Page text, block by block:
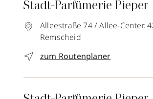
Stadt-Parfümerie Pieper
Alleestraße 74 / Allee-Center,
Remscheid
zum Routenplaner